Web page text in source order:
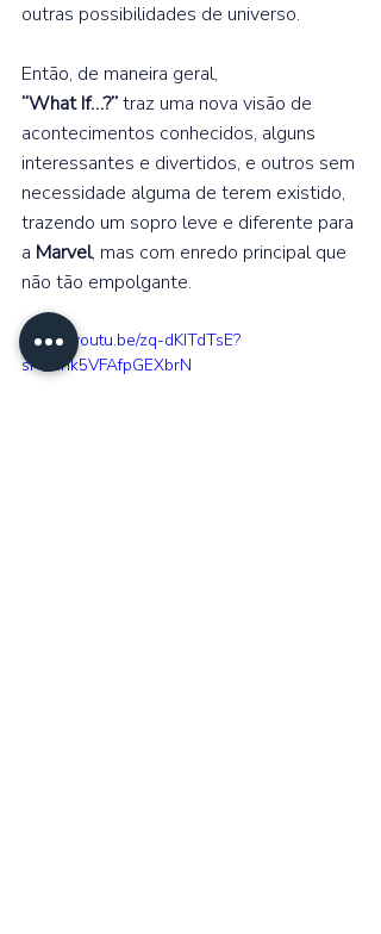
outras possibilidades de universo.
Então, de maneira geral,
“What If…?” traz uma nova visão de
acontecimentos conhecidos, alguns
interessantes e divertidos, e outros sem
necessidade alguma de terem existido,
trazendo um sopro leve e diferente para
a Marvel, mas com enredo principal que
não tão empolgante.
https://youtu.be/zq-dKITdTsE?
si=_ank5VFAfpGEXbrN